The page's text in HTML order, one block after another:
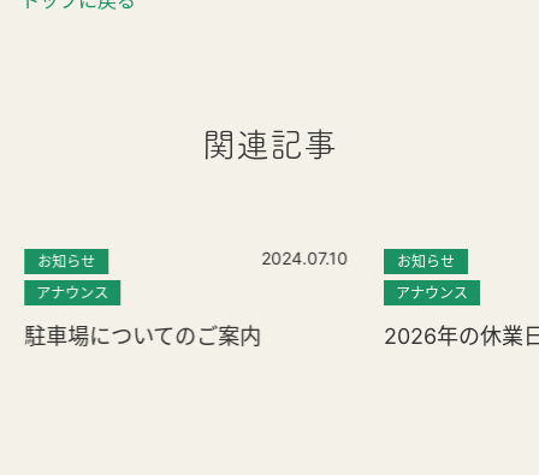
関連記事
お知らせ
アナウンス
2024.07.10
駐車場についてのご案内
お知らせ
アナウンス
2026年の休業